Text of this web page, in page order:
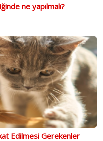
ne yapılmalı?
Edilmesi Gerekenler